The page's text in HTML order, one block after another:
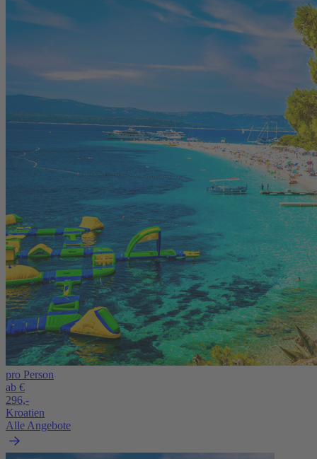
pro Person
ab €
296,-
Kroatien
Alle Angebote